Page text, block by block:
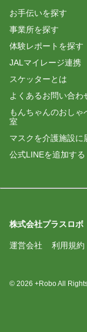
お手伝いを探す
事業所を探す
体験レポートを探す
JALマイレージ連携
スケッターとは
よくあるお問い合わ
もんちゃんのおしゃ
室
マスクを介護施設に
公式LINEを追加する
株式会社プラスロボ
運営会社 利用規約
© 2026 +Robo All